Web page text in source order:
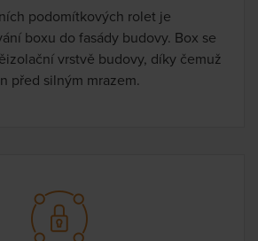
podomítkových rolet je
boxu do fasády budovy. Box se
vrstvě budovy, díky čemuž
před silným mrazem.